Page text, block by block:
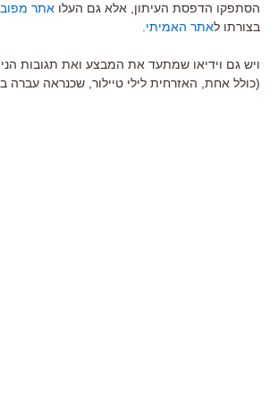
הסתפקו הדפסת העיתון, אלא גם העלו אתר
בצורתו לאתר האמיתי.
ויש גם וידיאו שמתעד את המבצע ואת תגובות
(כולל אחת, האזרחית לילי טיילור, שכנראה עברה